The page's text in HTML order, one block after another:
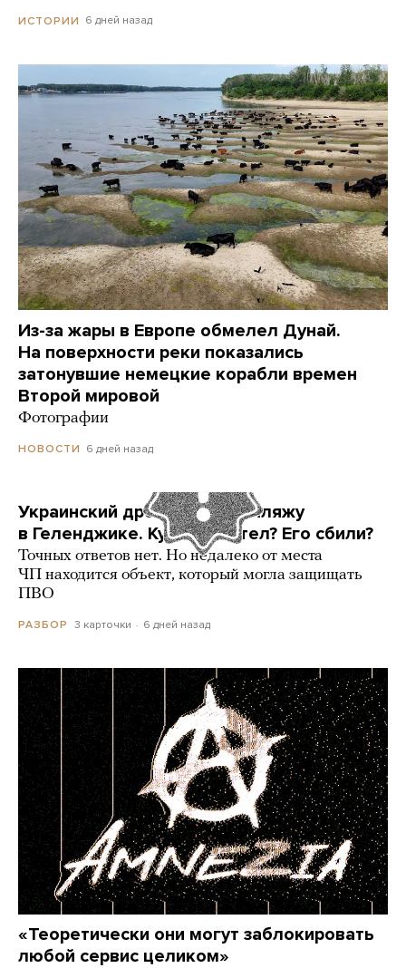
ИСТОРИИ 6 дней назад
Из-за жары в Европе обмелел Дунай.
На поверхности реки показались
затонувшие немецкие корабли времен
Второй мировой
Фотографии
НОВОСТИ 6 дней назад
Украинский дрон попал по пляжу
в Геленджике. Куда он летел? Его сбили?
Точных ответов нет. Но недалеко от места
ЧП находится объект, который могла защищать
ПВО
РАЗБОР 3 карточки 6 дней назад
«Теоретически они могут заблокировать
любой сервис целиком»